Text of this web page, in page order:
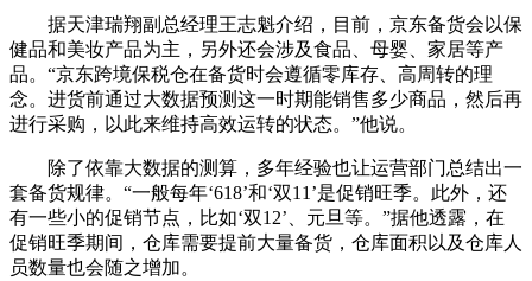
据天津瑞翔副总经理王志魁介绍，目前，京东备货会以保
健品和美妆产品为主，另外还会涉及食品、母婴、家居等产
品。“京东跨境保税仓在备货时会遵循零库存、高周转的理
念。进货前通过大数据预测这一时期能销售多少商品，然后再
进行采购，以此来维持高效运转的状态。”他说。
除了依靠大数据的测算，多年经验也让运营部门总结出一
套备货规律。“一般每年‘618’和‘双11’是促销旺季。此外，还
有一些小的促销节点，比如‘双12’、元旦等。”据他透露，在
促销旺季期间，仓库需要提前大量备货，仓库面积以及仓库人
员数量也会随之增加。